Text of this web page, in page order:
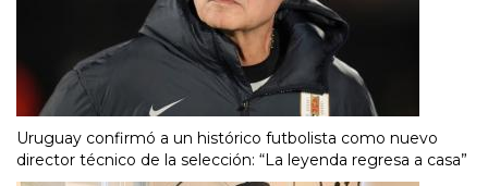
Uruguay confirmó a un histórico futbolista como nuevo
director técnico de la selección: “La leyenda regresa a casa”